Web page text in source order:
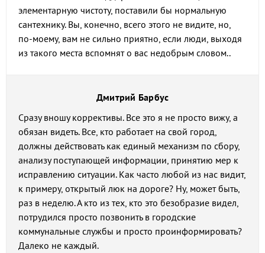
элементарную чистоту, поставили бы нормальную
сантехнику. Вы, конечно, всего этого не видите, но,
по-моему, вам не сильно приятно, если люди, выходя
из такого места вспомнят о вас недобрым словом..
Дмитрий Барбус
Сразу вношу коррективы. Все это я не просто вижу, а
обязан видеть. Все, кто работает на свой город,
должны действовать как единый механизм по сбору,
анализу поступающей информации, принятию мер к
исправлению ситуации. Как часто любой из нас видит,
к примеру, открытый люк на дороге? Ну, может быть,
раз в неделю. А кто из тех, кто это безобразие видел,
потрудился просто позвонить в городские
коммунальные службы и просто проинформировать?
Далеко не каждый.